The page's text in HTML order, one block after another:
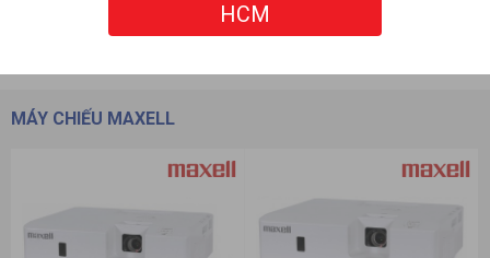
MÁY CHIẾU MAXELL
HCM